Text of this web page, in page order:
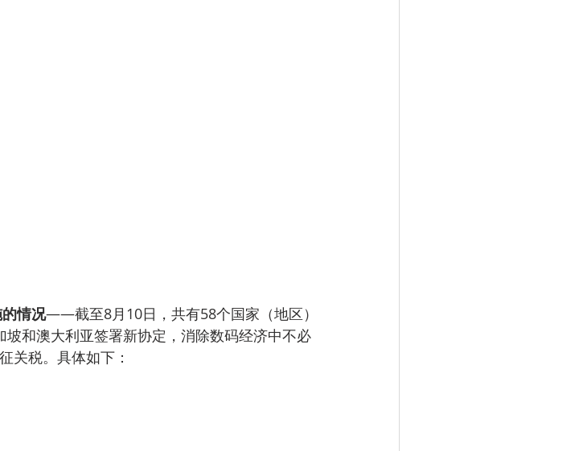
情况——截至8月10日，共有58个国家（地区）
和澳大利亚签署新协定，消除数码经济中不必
关税。具体如下：